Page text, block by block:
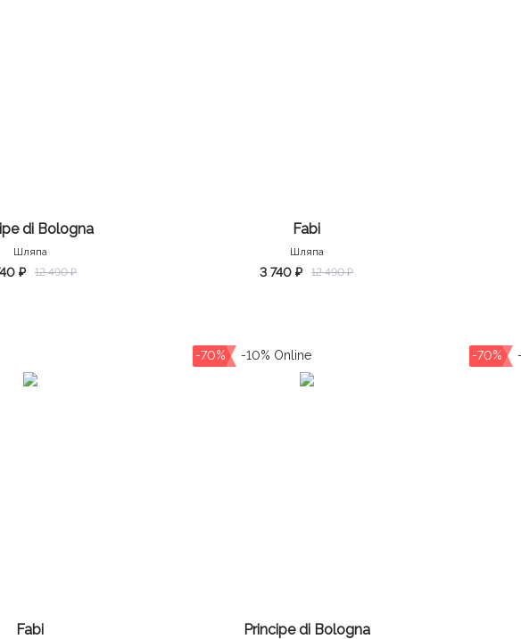
di Bologna
Шляпа
₽ 12 490 ₽
Fabi
Шляпа
3 740 ₽ 12 490 ₽
Fabi
-70%
Principe di Bologna
-70%